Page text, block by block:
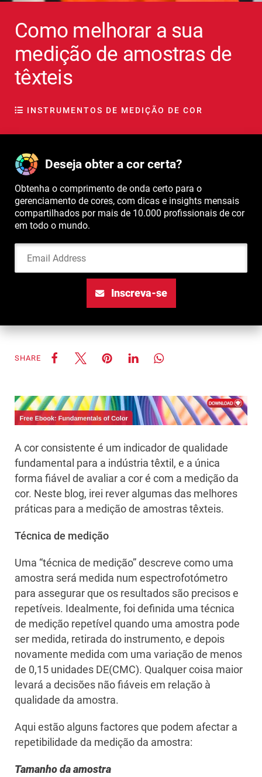
Como melhorar a sua
medição de amostras de
têxteis
INSTRUMENTOS DE MEDIÇÃO DE COR
SHARE
Deseja obter a cor certa?
Obtenha o comprimento de onda certo para o
gerenciamento de cores, com dicas e insights mensais
compartilhados por mais de 10.000 profissionais de cor
em todo o mundo.
Email Address
Inscreva-se
A cor consistente é um indicador de qualidade
fundamental para a indústria têxtil, e a única
forma fiável de avaliar a cor é com a medição da
cor. Neste blog, irei rever algumas das melhores
práticas para a medição de amostras têxteis.
Técnica de medição
Uma “técnica de medição” descreve como uma
amostra será medida num espectrofotómetro
para assegurar que os resultados são precisos e
repetíveis. Idealmente, foi definida uma técnica
de medição repetível quando uma amostra pode
ser medida, retirada do instrumento, e depois
novamente medida com uma variação de menos
de 0,15 unidades DE(CMC). Qualquer coisa maior
levará a decisões não fiáveis em relação à
qualidade da amostra.
Aqui estão alguns factores que podem afectar a
repetibilidade da medição da amostra:
Tamanho da amostra